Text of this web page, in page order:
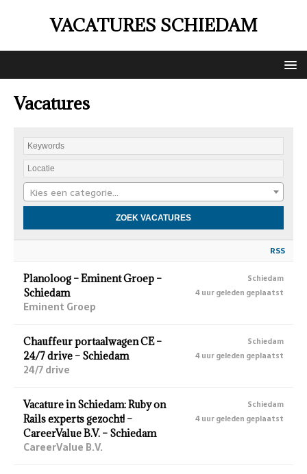
VACATURES SCHIEDAM
Vacatures
Kies een categorie…
RSS
Planoloog – Eminent Groep –
Schiedam
Eminent Groep
Schiedam
4 uur geleden geplaatst
Chauffeur portaalwagen CE –
24/7 drive – Schiedam
24/7 drive
Schiedam
4 uur geleden geplaatst
Vacature in Schiedam: Ruby on
Rails experts gezocht! –
CareerValue B.V. – Schiedam
CareerValue B.V.
Schiedam
4 uur geleden geplaatst